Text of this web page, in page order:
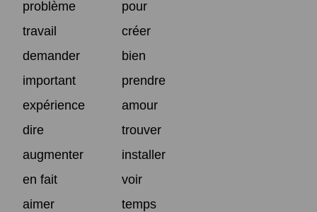
problème
pour
travail
créer
demander
bien
important
prendre
expérience
amour
dire
trouver
augmenter
installer
en fait
voir
aimer
temps